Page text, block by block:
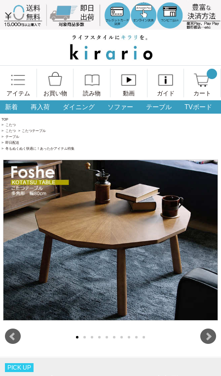
アイテム お買い物 読み物 動画 ガイド カート
新着 再入荷 ダイニング ソファー テーブル TVボード
TOP
> こたつ
> こたつ > こたつテーブル
> テーブル
> 即日配送
> 冬もぬくぬく快適に！あったかアイテム特集
PICK UP